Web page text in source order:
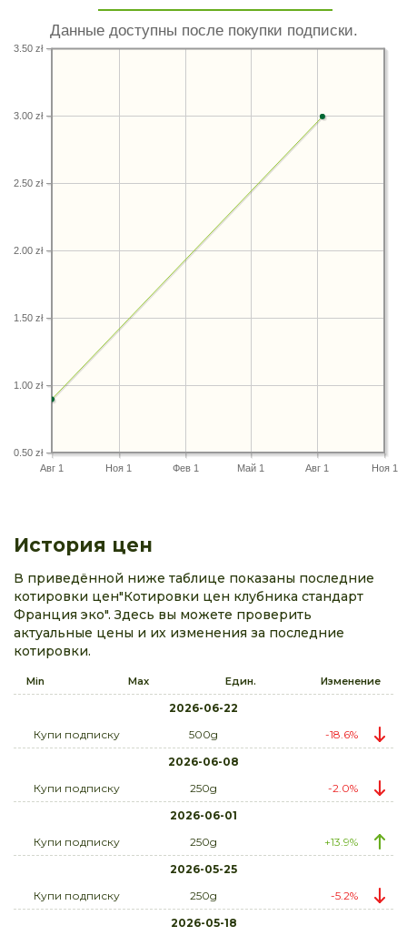
Данные доступны после покупки подписки.
Авг 1 Ноя 1 Фев 1 Май 1 Авг 1 Ноя 1
0.50 zł
1.00 zł
1.50 zł
2.00 zł
2.50 zł
3.00 zł
3.50 zł
История цен
В приведённой ниже таблице показаны последние
котировки цен"Котировки цен клубника стандарт
Франция эко". Здесь вы можете проверить
актуальные цены и их изменения за последние
котировки.
Min Max Един. Изменение
2026-06-22
Купи подписку
500g
-18.6%
2026-06-08
Купи подписку
250g
-2.0%
2026-06-01
Купи подписку
250g
+13.9%
2026-05-25
Купи подписку
250g
-5.2%
2026-05-18